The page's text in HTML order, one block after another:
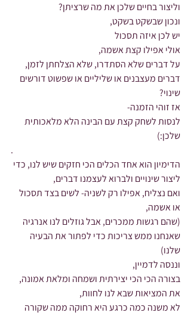
וליצור בחיים שלכן את מה שרציתן?
ונכון שבשקט בשקט,
יש לכן איזה תסכול
אולי אפילו קצת אשמה,
על דברים שלא הסתדרו, שלא הצלחתן לזמן,
דברים מעצבנים או שליליים או שפשוט דורשים
שינוי?
אז זוהי הזמנה-
לנסות לשחק קצת עם הבינה הלא מלאכותית
שלכן:)
.
הדימיון הוא אחד הכלים הכי חזקים שיש לנו, כדי
ליצור שינויים ולברוא לעצמנו דברים,
ואם נצליח, אפילו רק לשניה- לשים בצד תסכול
או אשמה,
(שהם רגשות ממכרים, אבל גוזלים לנו אנרגיה
שאנחנו ממש צריכות כדי לפתור את הבעיה
שלנו)
וננסה לדמיין,
בצורה הכי הכי יצירתית ושמחה ומלאת אמונה,
את המציאות שבא לנו לחוות,
לא משנה כמה כרגע היא רחוקה ממה שקורה